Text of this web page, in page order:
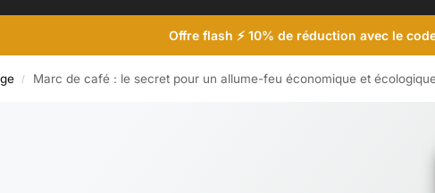
Offre flash ⚡ 10% de réduction avec le
/ Marc de café : le secret pour un allume-feu économique et